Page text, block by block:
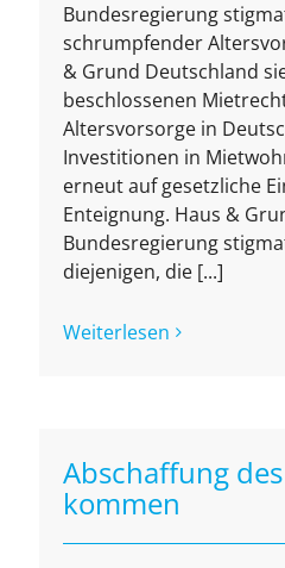
Bundesregierung
schrumpfender
& Grund Deutschland
beschlossenen
Altersvorsorge in
Investitionen in
erneut auf gesetzliche
Enteignung. Haus &
Bundesregierung
diejenigen, die [...]
Weiterlesen
Abschaffung
kommen